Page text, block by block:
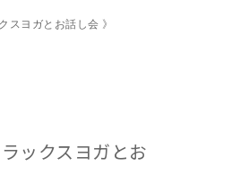
ヨガとお話し会 》
ックスヨガとお